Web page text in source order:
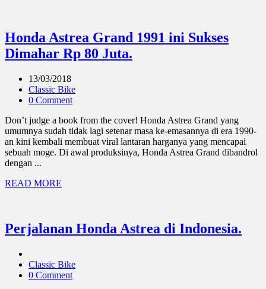
Honda Astrea Grand 1991 ini Sukses
Dimahar Rp 80 Juta.
13/03/2018
Classic Bike
0 Comment
Don’t judge a book from the cover! Honda Astrea Grand yang
umumnya sudah tidak lagi setenar masa ke-emasannya di era 1990-
an kini kembali membuat viral lantaran harganya yang mencapai
sebuah moge. Di awal produksinya, Honda Astrea Grand dibandrol
dengan ...
READ MORE
Perjalanan Honda Astrea di Indonesia.
Classic Bike
0 Comment